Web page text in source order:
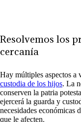
Resolvemos los
cercanía
Hay múltiples aspectos a
custodia de los hijos. La
conserven la patria
ejercerá la guarda y
necesidades económicas
que le afecten.